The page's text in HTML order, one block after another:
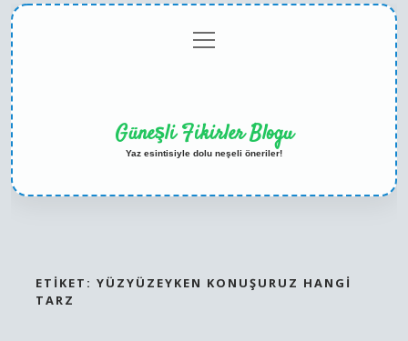
menüyü
aç
Güneşli Fikirler Blogu
Yaz esintisiyle dolu neşeli öneriler!
ETIKET: YÜZYÜZEYKEN KONUŞURUZ HANGI
TARZ